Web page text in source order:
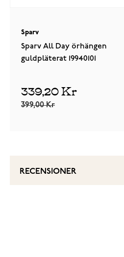
Sparv
Sparv All Day örhängen
guldpläterat 19940101
339,20 Kr
399,00 Kr
RECENSIONER